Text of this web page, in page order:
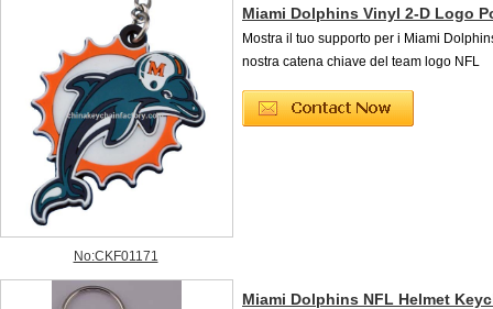
No:CKF01171
Miami Dolphins Vinyl 2-D Logo
Mostra il tuo supporto per i Miami
nostra catena chiave del team logo NFL
Miami Dolphins NFL Helmet